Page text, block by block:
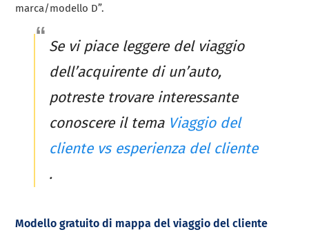
marca/modello D”.
Se vi piace leggere del viaggio
dell’acquirente di un’auto,
potreste trovare interessante
conoscere il tema Viaggio del
cliente vs esperienza del cliente
.
Modello gratuito di mappa del viaggio del cliente